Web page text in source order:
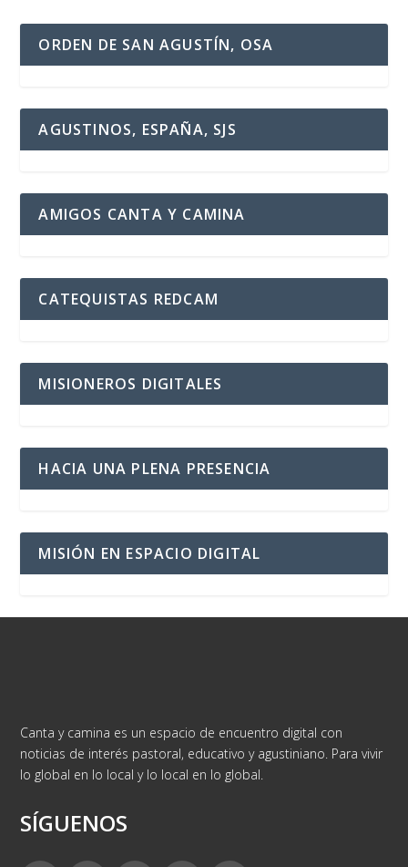
ORDEN DE SAN AGUSTÍN, OSA
AGUSTINOS, ESPAÑA, SJS
AMIGOS CANTA Y CAMINA
CATEQUISTAS REDCAM
MISIONEROS DIGITALES
HACIA UNA PLENA PRESENCIA
MISIÓN EN ESPACIO DIGITAL
Canta y camina es un espacio de encuentro digital con
noticias de interés pastoral, educativo y agustiniano. Para vivir
lo global en lo local y lo local en lo global.
SÍGUENOS